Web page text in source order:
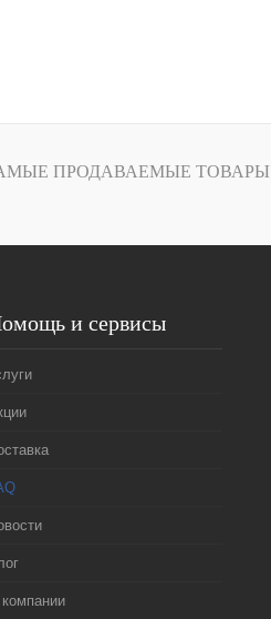
ПРОДАВАЕМЫЕ ТОВАРЫ
и сервисы